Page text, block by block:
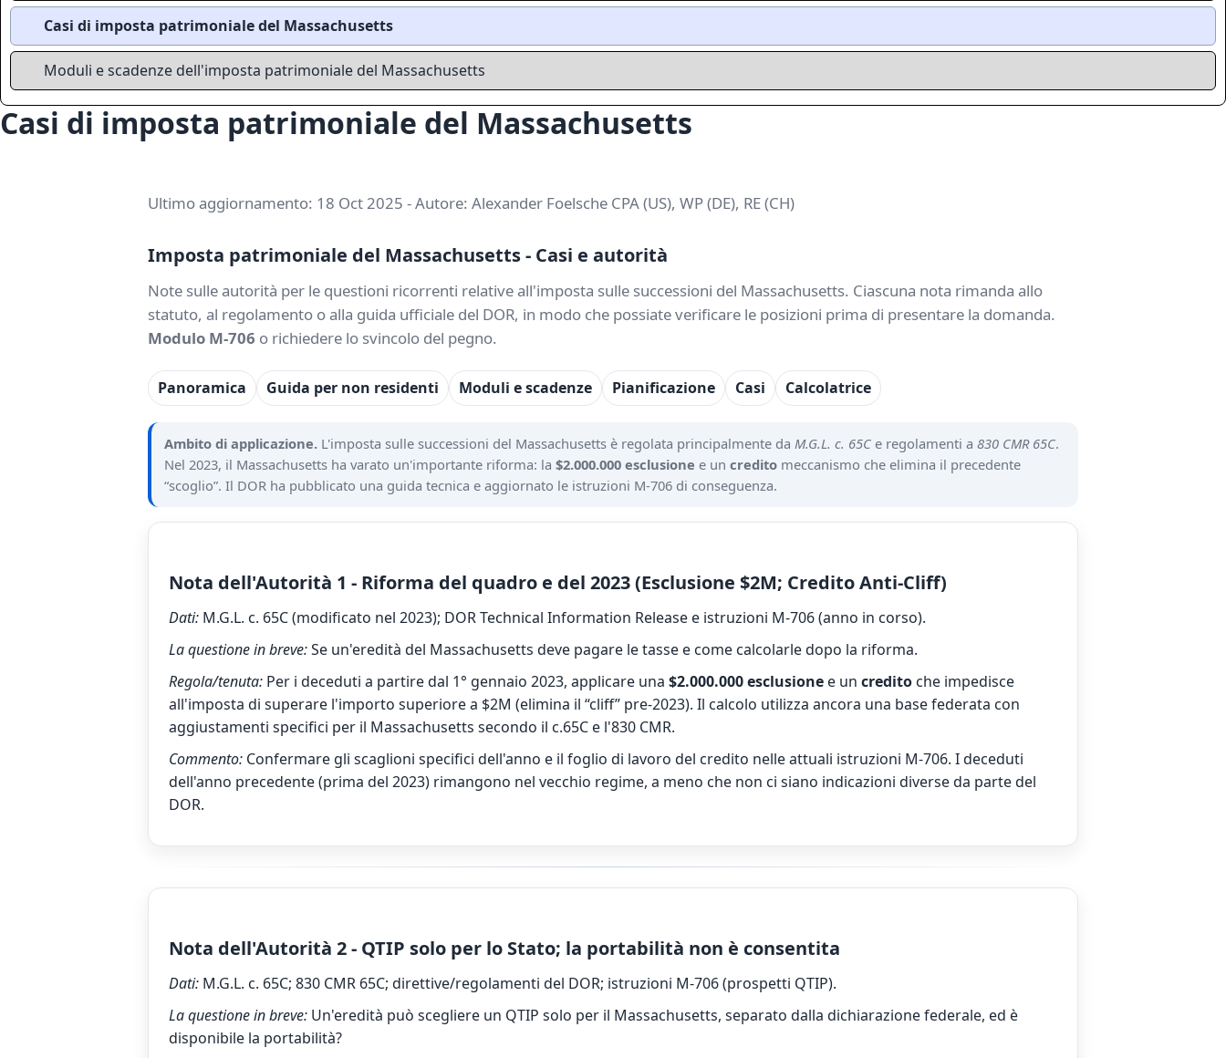
Casi di imposta patrimoniale del Massachusetts
Moduli e scadenze dell'imposta patrimoniale del Massachusetts
Casi di imposta patrimoniale del Massachusetts
Ultimo aggiornamento: 18 Oct 2025 - Autore: Alexander Foelsche CPA (US), WP (DE), RE (CH)
Imposta patrimoniale del Massachusetts - Casi e autorità
Note sulle autorità per le questioni ricorrenti relative all'imposta sulle successioni del Massachusetts. Ciascuna nota rimanda allo
statuto, al regolamento o alla guida ufficiale del DOR, in modo che possiate verificare le posizioni prima di presentare la domanda.
Modulo M-706 o richiedere lo svincolo del pegno.
Panoramica Guida per non residenti Moduli e scadenze Pianificazione Casi Calcolatrice
Ambito di applicazione. L'imposta sulle successioni del Massachusetts è regolata principalmente da M.G.L. c. 65C e regolamenti a 830 CMR 65C.
Nel 2023, il Massachusetts ha varato un'importante riforma: la $2.000.000 esclusione e un credito meccanismo che elimina il precedente
“scoglio”. Il DOR ha pubblicato una guida tecnica e aggiornato le istruzioni M-706 di conseguenza.
Nota dell'Autorità 1 - Riforma del quadro e del 2023 (Esclusione $2M; Credito Anti-Cliff)
Dati: M.G.L. c. 65C (modificato nel 2023); DOR Technical Information Release e istruzioni M-706 (anno in corso).
La questione in breve:Se un'eredità del Massachusetts deve pagare le tasse e come calcolarle dopo la riforma.
Regola/tenuta: Per i deceduti a partire dal 1° gennaio 2023, applicare una $2.000.000 esclusione e un credito che impedisce
all'imposta di superare l'importo superiore a $2M (elimina il “cliff” pre-2023). Il calcolo utilizza ancora una base federata con
aggiustamenti specifici per il Massachusetts secondo il c.65C e l'830 CMR.
Commento: Confermare gli scaglioni specifici dell'anno e il foglio di lavoro del credito nelle attuali istruzioni M-706. I deceduti
dell'anno precedente (prima del 2023) rimangono nel vecchio regime, a meno che non ci siano indicazioni diverse da parte del
DOR.
Nota dell'Autorità 2 - QTIP solo per lo Stato; la portabilità non è consentita
Dati: M.G.L. c. 65C; 830 CMR 65C; direttive/regolamenti del DOR; istruzioni M-706 (prospetti QTIP).
La questione in breve: Un'eredità può scegliere un QTIP solo per il Massachusetts, separato dalla dichiarazione federale, ed è
disponibile la portabilità?